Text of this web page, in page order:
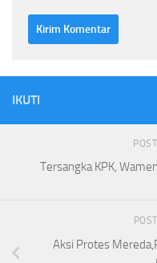
IKUTI
Tersangka KPK,
Aksi Protes